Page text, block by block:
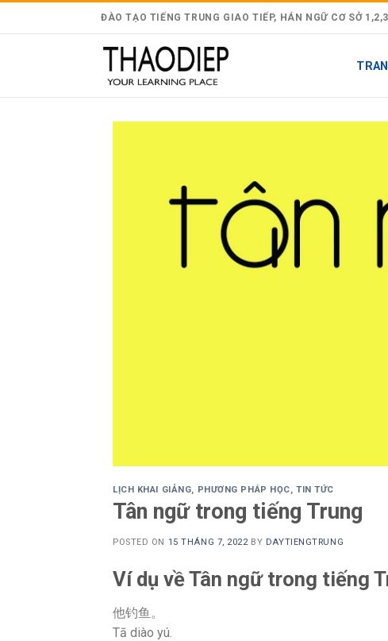
ĐÀO TẠO TIẾNG TRUNG GIAO TIẾP, HÁN NGỮ CƠ SỞ
LỊCH KHAI GIẢNG, PHƯƠNG PHÁP HỌC,TIN TỨC
Tân ngữ trong tiếng Trung
POSTED ON 15 THÁNG 7, 2022BY DAYTIENGTRUNG
Ví dụ về Tân ngữ trong tiếng
他钓鱼。
Tā diào yú.